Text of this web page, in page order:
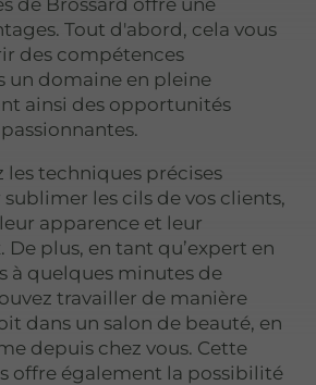
Tout d'abord, cela vous
des compétences
un domaine en pleine
ainsi des opportunités
les techniques précises
sublimer les cils de vos clients,
apparence et leur
De plus, en tant qu’expert en
à quelques minutes de
travailler de manière
dans un salon de beauté, en
depuis chez vous. Cette
offre également la possibilité